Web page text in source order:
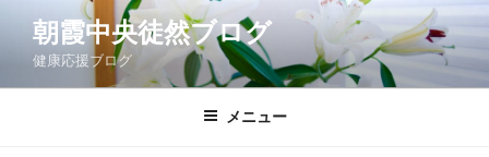
ン
朝霞中央徒然ブログ
健康応援ブログ
メニュー